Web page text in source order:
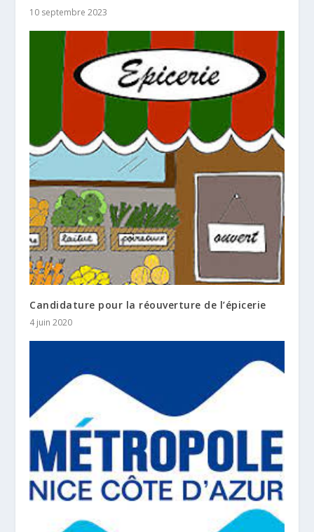
10 septembre 2023
Candidature pour la réouverture de l’épicerie
4 juin 2020